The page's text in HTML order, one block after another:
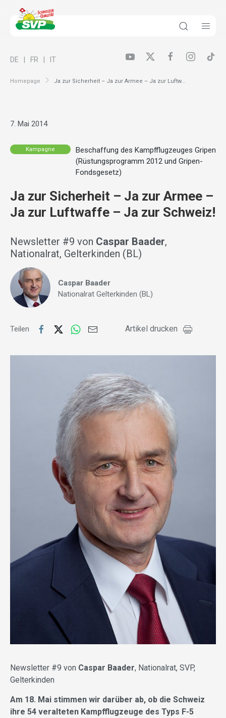
Homepage Ja zur Sicherheit – Ja zur Armee – Ja zur Luftw...
DE FR IT
7. Mai 2014
Kampagne
Beschaffung des Kampfflugzeuges Gripen
(Rüstungsprogramm 2012 und Gripen-
Fondsgesetz)
Ja zur Sicherheit – Ja zur Armee –
Ja zur Luftwaffe – Ja zur Schweiz!
Newsletter #9 von Caspar Baader,
Nationalrat, Gelterkinden (BL)
Caspar Baader
Nationalrat Gelterkinden (BL)
Teilen Artikel drucken
Newsletter #9 von Caspar Baader, Nationalrat, SVP,
Gelterkinden
Am 18. Mai stimmen wir darüber ab, ob die Schweiz
ihre 54 veralteten Kampfflugzeuge des Typs F-5